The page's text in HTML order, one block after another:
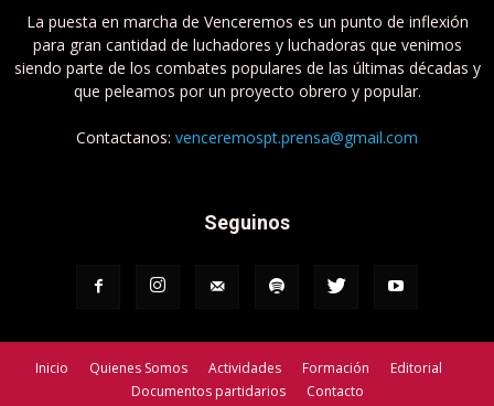
La puesta en marcha de Venceremos es un punto de inflexión
para gran cantidad de luchadores y luchadoras que venimos
siendo parte de los combates populares de las últimas décadas y
que peleamos por un proyecto obrero y popular.
Contactanos: venceremospt.prensa@gmail.com
Seguinos
Inicio Quienes Somos Actividades Formación
Editorial
Documentos partidarios
Contacto